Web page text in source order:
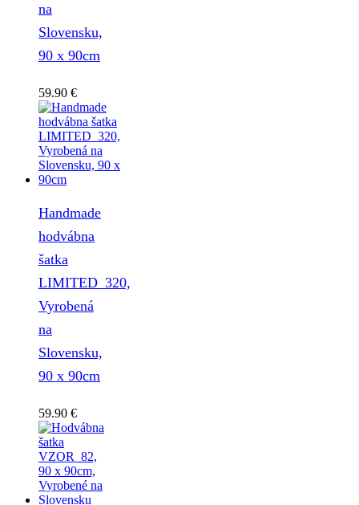
na
Slovensku,
90 x 90cm
59.90 €
Handmade
hodvábna
šatka
LIMITED_320,
Vyrobená
na
Slovensku,
90 x 90cm
59.90 €